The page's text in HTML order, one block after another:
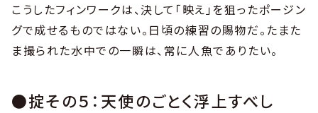
こうしたフィンワークは、決して「映え」を狙ったポージン
グで成せるものではない。日頃の練習の賜物だ。たまた
ま撮られた水中での一瞬は、常に人魚でありたい。
●掟その５：天使のごとく浮上すべし